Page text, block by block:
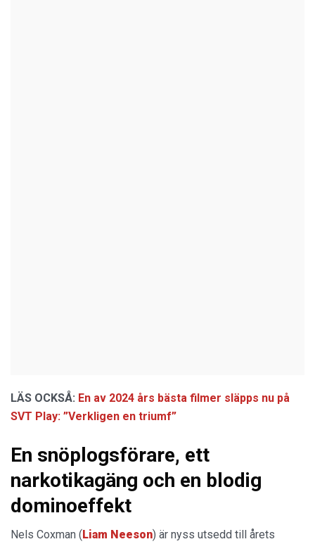
LÄS OCKSÅ: En av 2024 års bästa filmer släpps nu på
SVT Play: ”Verkligen en triumf”
En snöplogsförare, ett
narkotikagäng och en blodig
dominoeffekt
Nels Coxman (Liam Neeson) är nyss utsedd till årets